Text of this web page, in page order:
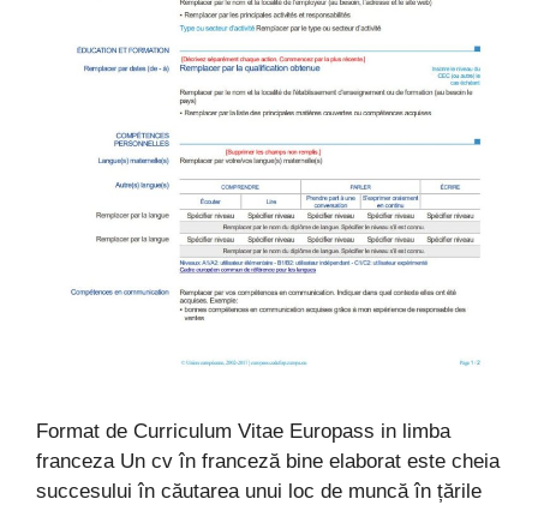
Format de Curriculum Vitae Europass in limba
franceza Un cv în franceză bine elaborat este cheia
succesului în căutarea unui loc de muncă în țările